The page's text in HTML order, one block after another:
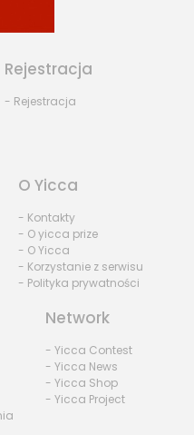
Rejestracja
- Rejestracja
O Yicca
- Kontakty
- O yicca prize
- O Yicca
- Korzystanie z serwisu
- Polityka prywatności
Network
- Yicca Contest
- Yicca News
- Yicca Shop
- Yicca Project